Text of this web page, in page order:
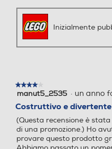
Inizialmente
★★★★★
★★★★★
4
5
stelle.
manut5_2535 · un anno
Costruttivo e divertente
(Questa recensione è
di una promozione.) Ho
provare questo prodotto